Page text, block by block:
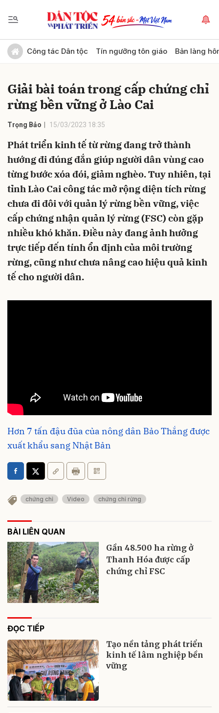
Công tác Dân tộc Tín ngưỡng tôn giáo Bản làng
Giải bài toán trong cấp chứng chỉ
rừng bền vững ở Lào Cai
Trọng Bảo 15/03/2023 18:35
Phát triển kinh tế từ rừng đang trở thành
hướng đi đúng đắn giúp người dân vùng cao
từng bước xóa đói, giảm nghèo. Tuy nhiên, tại
tỉnh Lào Cai công tác mở rộng diện tích rừng
chưa đi đôi với quản lý rừng bền vững, việc
cấp chứng nhận quản lý rừng (FSC) còn gặp
nhiều khó khăn. Điều này đang ảnh hưởng
trực tiếp đến tính ổn định của môi trường
rừng, cũng như chưa nâng cao hiệu quả kinh
tế cho người dân.
Hơn 7 tấn đậu đũa của nông dân Bảo Thắng được
xuất khẩu sang Nhật Bản
chứng chỉ Video chứng chỉ rừng
BÀI LIÊN QUAN
Gần 48.500 ha rừng ở
Thanh Hóa được cấp
chứng chỉ FSC
ĐỌC TIẾP
Tạo nền tảng phát triển
kinh tế lâm nghiệp bền
vững
Gửi bình luận
Hủy Gửi